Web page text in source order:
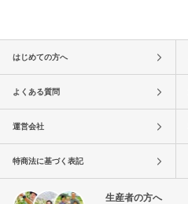
はじめての方へ
よくある質問
運営会社
特商法に基づく表記
生産者の方へ